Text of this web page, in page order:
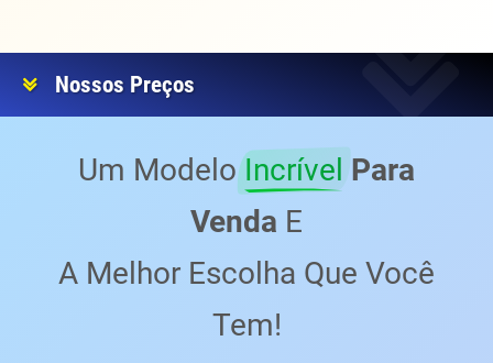
Nossos Preços
Um ModeloIncrível Para
Venda E
A Melhor Escolha Que Você
Tem!